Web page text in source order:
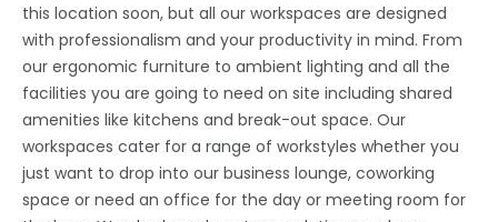
this location soon, but all our workspaces are designed
with professionalism and your productivity in mind. From
our ergonomic furniture to ambient lighting and all the
facilities you are going to need on site including shared
amenities like kitchens and break-out space. Our
workspaces cater for a range of workstyles whether you
just want to drop into our business lounge, coworking
space or need an office for the day or meeting room for